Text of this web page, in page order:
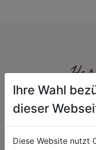
Ihre Wahl
dieser
Diese Website nutzt